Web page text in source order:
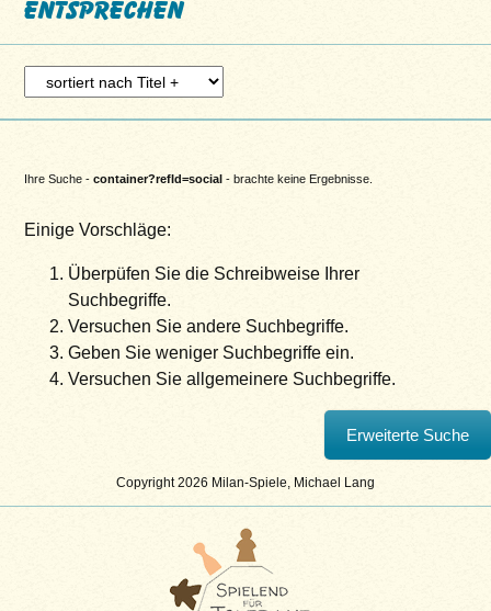
Copyright 2026 Milan-Spiele, Michael Lang
entsprechen
Ihre Suche -container?refId=social - brachte keine Ergebnisse.
Einige Vorschläge:
Überpüfen Sie die Schreibweise Ihrer
Suchbegriffe.
Versuchen Sie andere Suchbegriffe.
Geben Sie weniger Suchbegriffe ein.
Versuchen Sie allgemeinere Suchbegriffe.